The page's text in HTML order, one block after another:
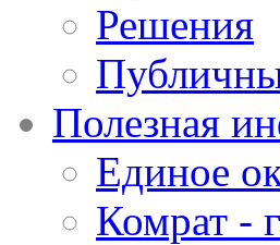
Решения
Полезная
Единое
Комрат -